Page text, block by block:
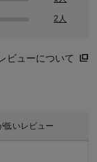
2人
ビューについて
低いレビュー